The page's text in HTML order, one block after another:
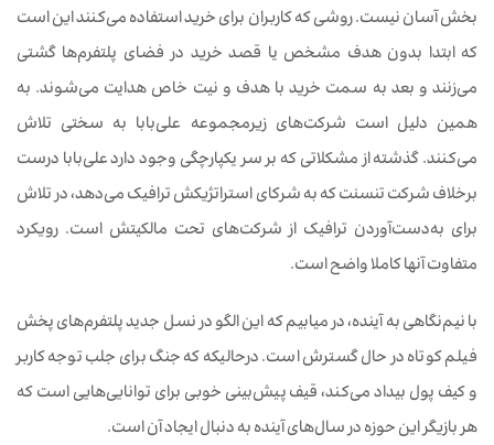
بخش آسان نیست. روشی که کاربران برای خرید استفاده می‌کنند این است
که ابتدا بدون هدف مشخص یا قصد خرید در فضای پلتفرم‌ها گشتی
می‌زنند و بعد به سمت خرید با هدف و نیت خاص هدایت می‌شوند. به
همین دلیل است شرکت‌های زیرمجموعه علی‌بابا به سختی تلاش
می‌کنند. گذشته از مشکلاتی که بر سر یکپارچگی وجود دارد علی‌بابا درست
برخلاف شرکت تنسنت که به شرکای استراتژیکش ترافیک می‌دهد، در تلاش
برای به‌دست‌آوردن ترافیک از شرکت‌های تحت مالکیتش است. رویکرد
متفاوت آنها کاملا واضح است.
با نیم‌نگاهی به آینده، در میابیم که این الگو در نسل جدید پلتفرم‌های پخش
فیلم کوتاه در حال گسترش است. درحالیکه که جنگ برای جلب توجه کاربر
و کیف پول بیداد می‌کند، قیف پیش‌بینی خوبی برای توانایی‌هایی است که
هر بازیگر این حوزه در سال‌های آینده به دنبال ایجاد آن است.